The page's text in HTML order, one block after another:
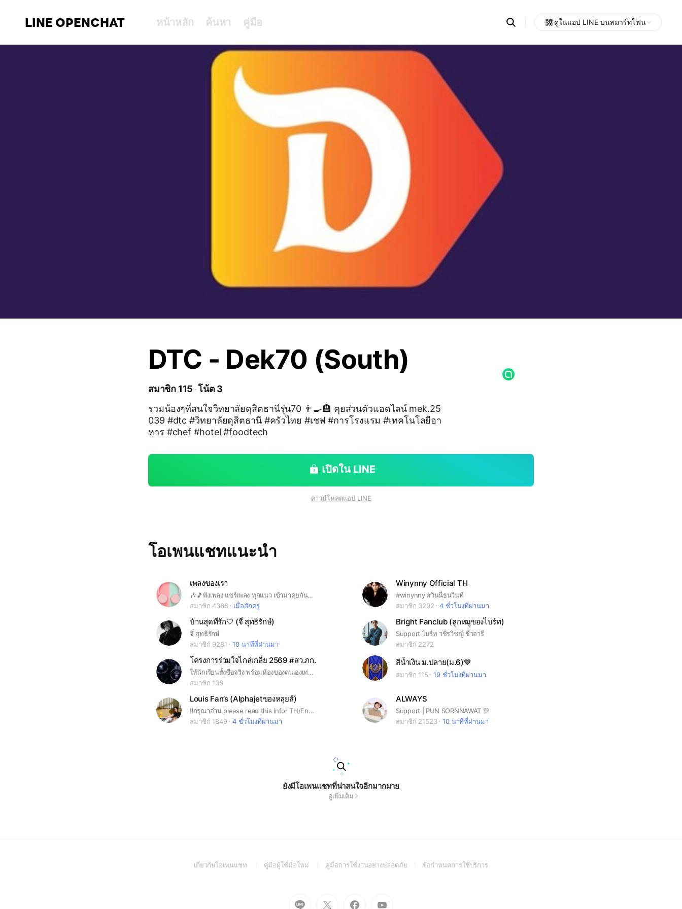
LINE OPENCHAT หน้าหลัก ค้นหา คู่มือ Search
OpenChats
messages
search
ดูในแอป LINE บนสมาร์ทโฟน
DTC - Dek70 (South)
สมาชิก 115 โน้ต 3
รวมน้องๆที่สนใจวิทยาลัยดุสิตธานีรุ่น70 👨‍🍳🏨 คุยส่วนตัวแอดไลน์ mek.25
039 #dtc #วิทยาลัยดุสิตธานี #ครัวไทย #เชฟ #การโรงแรม #เทคโนโลยีอา
หาร #chef #hotel #foodtech
เปิดใน LINE
ดาวน์โหลดแอป LINE
โอเพนแชทแนะนำ
เพลงของเรา
🎶🎵ฟังเพลง แชร์เพลง ทุกแนว เข้ามาคุยกันนะคะ
สมาชิก 4388
เมื่อสักครู่
Winynny Official TH
#winynny #วินนี่ธนวินท์
สมาชิก 3292
4 ชั่วโมงที่ผ่านมา
บ้านสุดที่รัก🤍 (จี๋ สุทธิรักษ์)
จี๋ สุทธิรักษ์
สมาชิก 9281
10 นาทีที่ผ่านมา
Bright Fanclub (ลูกหมูของไบร์ท)
Support ไบร์ท วชิรวิชญ์ ชีวอารี
สมาชิก 2272
โครงการร่วมใจไกล่เกลี่ย 2569 #สว.ภก.
ให้นักเรียนตั้งชื่อจริง พร้อมห้องของตนเองเท่านั้น เช่น #อัญชิสา5/8
สมาชิก 138
สีน้ำเงิน ม.ปลาย(ม.6)💙
สมาชิก 115 19 ชั่วโมงที่ผ่านมา
Louis Fan’s (Alphajetของหลุยส์)
‼️กรุณาอ่าน please read this infor TH/Eng บ้านนี้เป็นบ้านหลักแรกของด้อมแอลฟ่า หรืออัลฟ่า ขอให้ทุกคนที่เข้ามาในกลุ่ม ตอบคำถามให้ตรงแล้วจะได้เข้านะคะ หากยังไม่ได้เข้าภายใน 24 ชม. อัลฟ่าลองเข้ามาส่งคำขอเข้าใหม่และตอบคำถามให้ถูกอีกครั้งน้า ซึ่งชื่อด้อมเต็มๆมี 5 พยางค์ ใบ้ว่าเป็นแฮชแทกที่เราใช้สำหรับแฟนคลับของหลุยส์น้า🥰 *ใส่รูปโปรไฟล์(รูปตัวเอง,รูปหลุยส์ อื่นๆ) ตั้งชื่อด้วยนะคะ ไม่ใส่แค่อิโมจิเดี่ยวๆ สะดวกต่อการเรียกชื่อกันในห้องแชท 🎈เข้ามาแล้วอย่าลืมอ่านกฎระเบียบบ้านในNoteกันนะคะ😘🥰 ไม่ต้องแนะนำตัวหรือขอบคุณนะคะ อาจจะเป็นการรบกวนบุคคลอื่น โดยสามารถแนะนำตัวในโน้ตห้อง รักน้องเอ็นดูน้องไปนานๆ ขอบคุณมากๆค่ะ🙏🏻🙏🏻 This house is Alphajet’s louis first main house. question for enter who enters the your guy need to ans questions directly and you will be able to enter. *Insert your profile picture. (self-portrait, Louis' picture, etc.) Please put your name on, don’t use emoji name It's difficult to identify. * being love for long* Let's love together💝
สมาชิก 1849
4 ชั่วโมงที่ผ่านมา
ALWAYS
Support | PUN SORNNAWAT 💚
สมาชิก 21523
10 นาทีที่ผ่านมา
ยังมีโอเพนแชทที่น่าสนใจอีกมากมาย
ดูเพิ่มเติม
เกี่ยวกับโอเพนแชท
(Openคู่มือผู้ใช้มือใหม่
(Open
window)
คู่มือการใช้งานอย่างปลอดภัย(Openข้อกำหนดการใช้บริการ(Open
Go
Go
Go